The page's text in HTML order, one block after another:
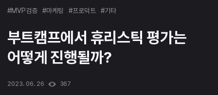
#MVP검증 #마케팅 #프로덕트 #기타
부트캠프에서 휴리스틱 평가는
어떻게 진행될까?
2023. 06. 26 367